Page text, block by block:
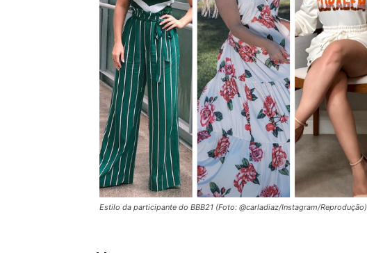
Estilo da participante do BBB21 (Foto: @carladiaz/Instagram/Reprodução)